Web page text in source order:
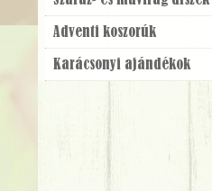
Adventi koszorúk
Karácsonyi ajándékok